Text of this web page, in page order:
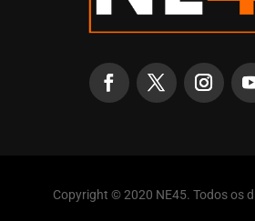
Copyright © 2020 NE45. Todos os